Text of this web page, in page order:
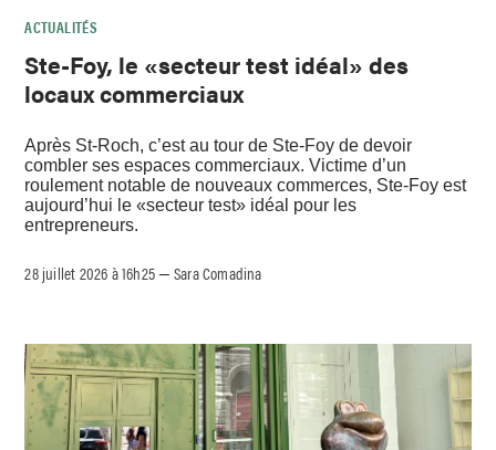
ACTUALITÉS
Ste-Foy, le «secteur test idéal» des
locaux commerciaux
Après St-Roch, c’est au tour de Ste-Foy de devoir
combler ses espaces commerciaux. Victime d’un
roulement notable de nouveaux commerces, Ste-Foy est
aujourd’hui le «secteur test» idéal pour les
entrepreneurs.
28 juillet 2026 à 16h25 –Sara Comadina